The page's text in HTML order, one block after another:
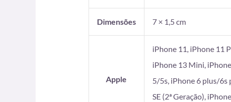
Dimensões 7 × 1,5 cm
Apple
iPhone 11, iPhone 11
iPhone 13 Mini,
5/5s, iPhone 6 plus/6s
SE (2ª Geração),